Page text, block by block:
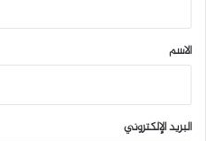
*
الاسم
البريد الإلكتروني